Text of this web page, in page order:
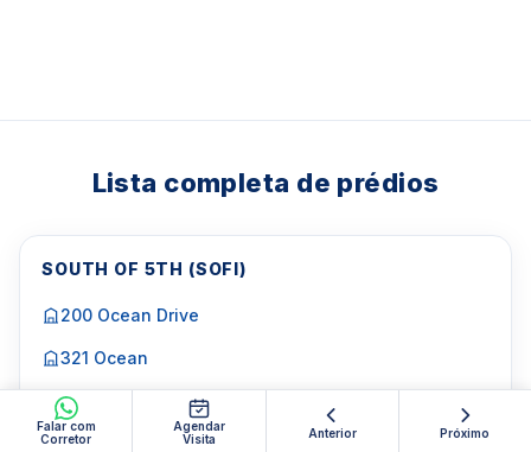
Falar com
Corretor
Agendar
Visita
Anterior Próximo
Lista completa de prédios
SOUTH OF 5TH (SOFI)
200 Ocean Drive
321 Ocean
Absolute Lofts
Apogee